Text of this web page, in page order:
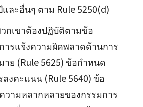
และอื่นๆ ตาม Rule 5250(d)
กเขาต้องปฏิบัติตามข้อ
ารแจ้งความผิดพลาดด้านการ
ย (Rule 5625) ข้อกำหนด
ลงคะแนน (Rule 5640) ข้อ
วามหลากหลายของกรรมการ